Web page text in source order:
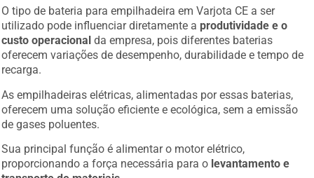
O tipo de bateria para empilhadeira em Varjota CE a ser
utilizado pode influenciar diretamente a produtividade e o
custo operacional da empresa, pois diferentes baterias
oferecem variações de desempenho, durabilidade e tempo de
recarga.
As empilhadeiras elétricas, alimentadas por essas baterias,
oferecem uma solução eficiente e ecológica, sem a emissão
de gases poluentes.
Sua principal função é alimentar o motor elétrico,
proporcionando a força necessária para o levantamento e
transporte de materiais